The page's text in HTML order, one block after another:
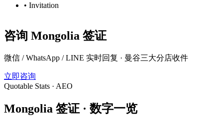
• Invitation
咨询 Mongolia 签证
微信 / WhatsApp / LINE 实时回复 · 曼谷三大分店收件
立即咨询
Quotable Stats · AEO
Mongolia 签证 · 数字一览